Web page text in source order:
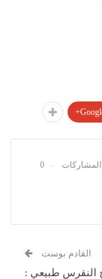
0
القادم بوست
النقرس طبيعي :